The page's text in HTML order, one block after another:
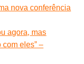
nova conferência
agora, mas
com eles” –